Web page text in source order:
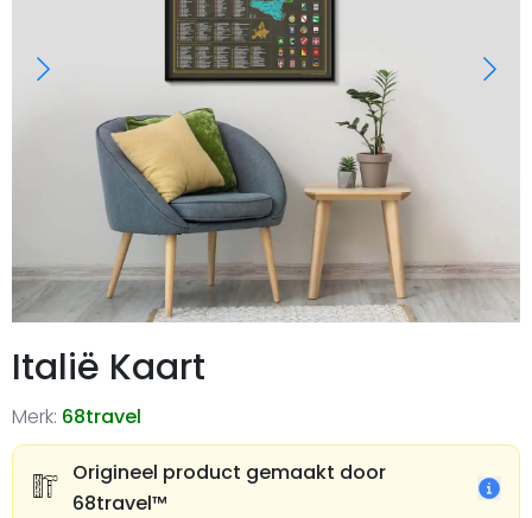
Italië Kaart
Merk: 68travel
Origineel product gemaakt door
68travel™️